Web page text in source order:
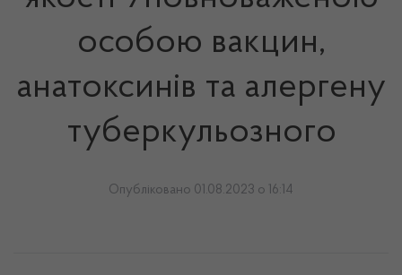
особою вакцин,
анатоксинів та алергену
туберкульозного
Опубліковано 01.08.2023 о 16:14